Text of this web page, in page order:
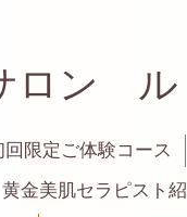
ロン
回限定ご体験コース
黄金美肌セラピスト